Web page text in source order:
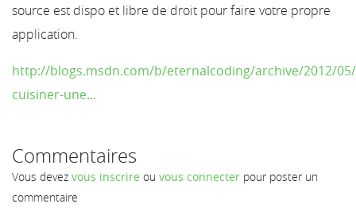
source est dispo et libre de droit pour faire votre propre
application.
http://blogs.msdn.com/b/eternalcoding/archive/2012/
cuisiner-une...
Commentaires
Vous devez vous inscrire ou vous connecter pour poster un
commentaire